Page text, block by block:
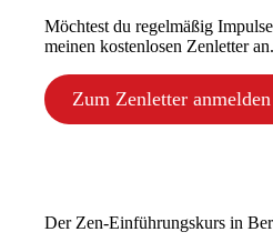
Möchtest du regelmäßig
meinen kostenlosen Zenletter an.
Zum Zenletter anmelden
Der Zen-Einführungskurs in